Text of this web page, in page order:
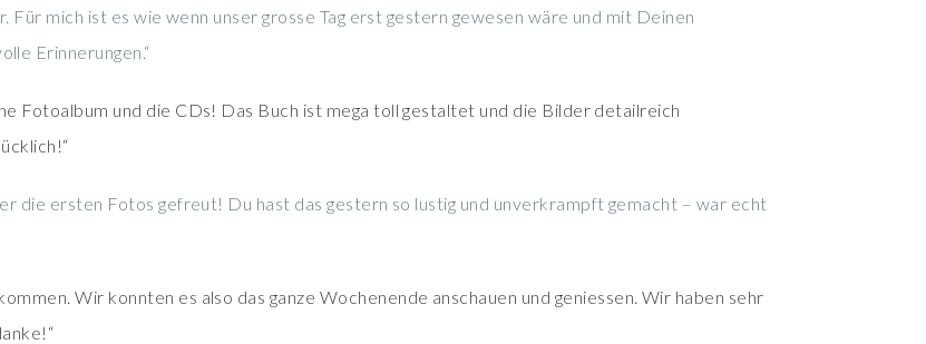
mich ist es wie wenn unser grosse Tag erst gestern gewesen wäre und mit Deinen
Erinnerungen.“
Fotoalbum und die CDs! Das Buch ist mega toll gestaltet und die Bilder detailreich
die ersten Fotos gefreut! Du hast das gestern so lustig und unverkrampft gemacht – war echt
Wir konnten es also das ganze Wochenende anschauen und geniessen. Wir haben sehr